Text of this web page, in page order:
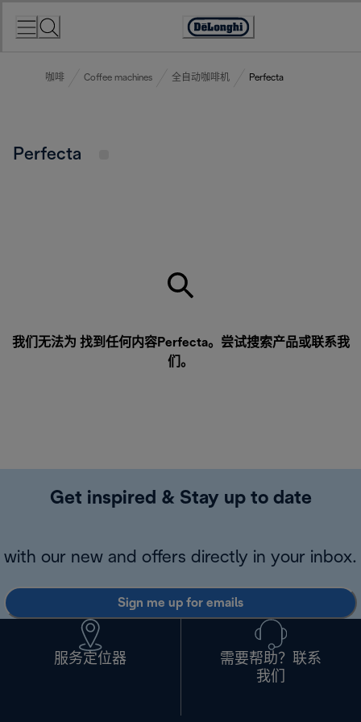
Accessibility
咖啡 Coffee machines 全自动咖啡机 Perfecta
Perfecta
我们无法为 找到任何内容Perfecta。尝试搜索产品或联系我
们 。
Get inspired & Stay up to date
with our new and offers directly in your inbox.
Sign me up for emails
服务定位器
需要帮助？联系
我们